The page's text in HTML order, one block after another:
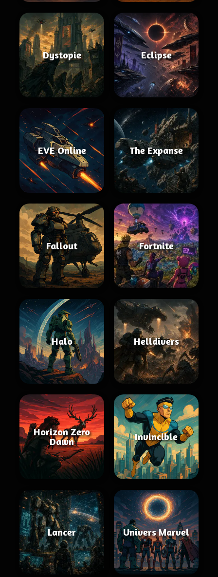
Dystopie Eclipse
EVE Online The Expanse
Fallout Fortnite
Halo Helldivers
Horizon Zero
Dawn
Invincible
Lancer Univers Marvel